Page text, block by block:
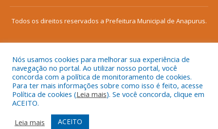
Todos os direitos reservados a Prefeitura Municipal de Anapurus.
Mapa do Site
Acessar Área Administrativa
Acessar o Webmail
Nós usamos cookies para melhorar sua experiência de
navegação no portal. Ao utilizar nosso portal, você
concorda com a política de monitoramento de cookies.
Para ter mais informações sobre como isso é feito, acesse
Política de cookies (Leia mais). Se você concorda, clique em
ACEITO.
Leia mais
ACEITO